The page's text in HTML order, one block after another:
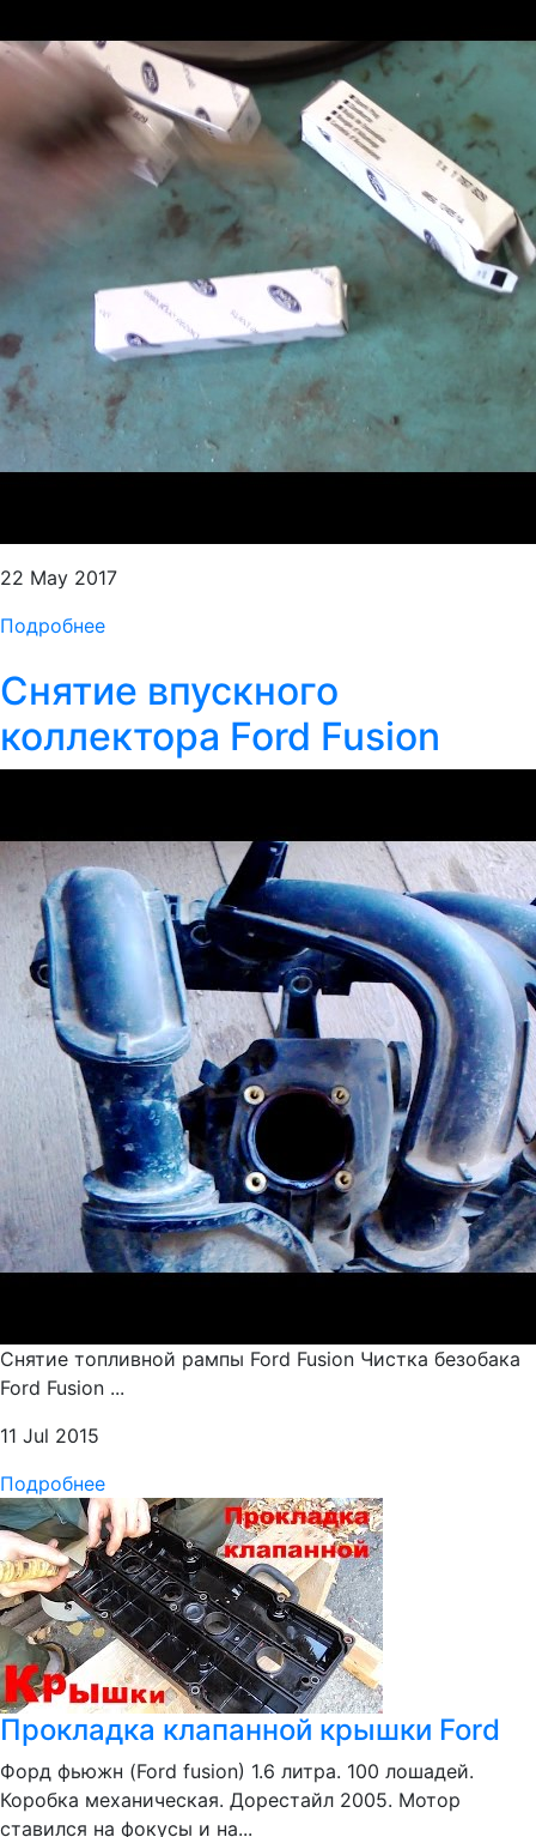
22 May 2017
Подробнее
Снятие впускного
коллектора Ford Fusion
Снятие топливной рампы Ford Fusion Чистка безобака
Ford Fusion ...
11 Jul 2015
Подробнее
Прокладка клапанной крышки Ford
Форд фьюжн (Ford fusion) 1.6 литра. 100 лошадей.
Коробка механическая. Дорестайл 2005. Мотор
ставился на фокусы и на...